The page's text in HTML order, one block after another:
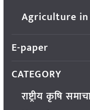
Agriculture
E-paper
CATEGORY
राष्ट्रीय कृषि